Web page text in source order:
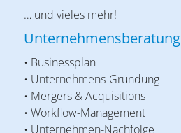
… und vieles mehr!
Unternehmensberatung
• Businessplan
• Unternehmens-Gründung
• Mergers & Acquisitions
• Workflow-Management
• Unternehmen-Nachfolge